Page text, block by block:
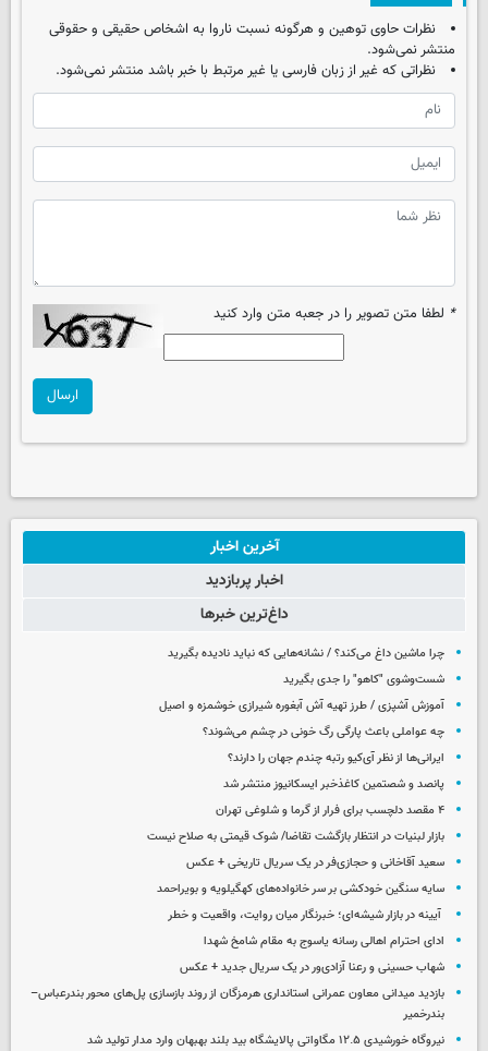
نظرات حاوی توهین و هرگونه نسبت ناروا به اشخاص حقیقی و حقوقی
منتشر نمی‌شود.
نظراتی که غیر از زبان فارسی یا غیر مرتبط با خبر باشد منتشر نمی‌شود.
* لطفا متن تصویر را در جعبه متن وارد کنید
ارسال
آخرین اخبار
اخبار پربازدید
داغ‌ترین خبرها
چرا ماشین داغ می‌کند؟ / نشانه‌هایی که نباید نادیده بگیرید
شست‌وشوی "کاهو" را جدی بگیرید
آموزش آشپزی / طرز تهیه آش آبغوره شیرازی خوشمزه و اصیل
چه عواملی باعث پارگی رگ خونی در چشم می‌شوند؟
ایرانی‌ها از نظر آی‌کیو رتبه چندم جهان را دارند؟
پانصد و شصتمین کاغذخبر ایسکانیوز منتشر شد
۴ مقصد دلچسب برای فرار از گرما و شلوغی تهران
بازار لبنیات در انتظار بازگشت تقاضا/ شوک قیمتی به صلاح نیست
سعید آقاخانی و حجازی‌فر در یک سریال تاریخی + عکس
سایه سنگین خودکشی بر سر خانواده‌های کهگیلویه و بویراحمد
آیینه در بازار شیشه‌ای؛ خبرنگار میان روایت، واقعیت و خطر
ادای احترام اهالی رسانه یاسوج به مقام شامخ شهدا
شهاب حسینی و رعنا آزادی‌ور در یک سریال جدید + عکس
بازدید میدانی معاون عمرانی استانداری هرمزگان از روند بازسازی پل‌های محور بندرعباس–
بندرخمیر
نیروگاه خورشیدی ۱۲.۵ مگاواتی پالایشگاه بید بلند بهبهان وارد مدار تولید شد